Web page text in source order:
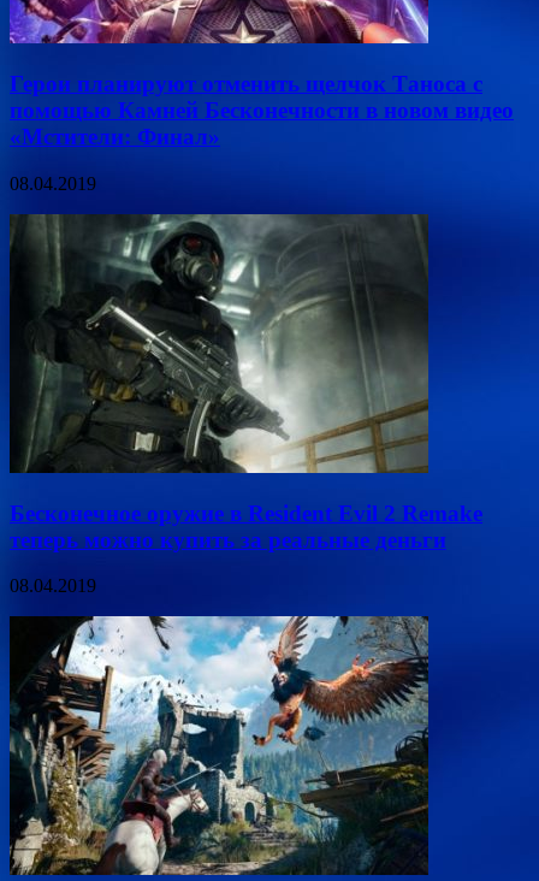
Герои планируют отменить щелчок Таноса с
помощью Камней Бесконечности в новом видео
«Мстители: Финал»
08.04.2019
Бесконечное оружие в Resident Evil 2 Remake
теперь можно купить за реальные деньги
08.04.2019